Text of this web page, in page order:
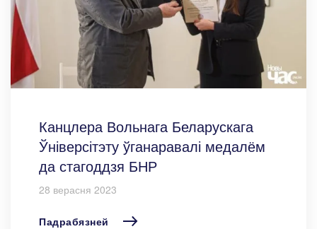
Канцлера Вольнага Беларускага
Ўніверсітэту ўганаравалі медалём
да стагоддзя БНР
28 верасня 2023
Падрабязней